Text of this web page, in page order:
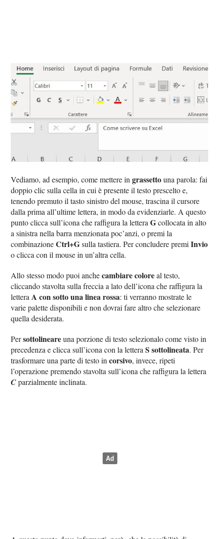
Vediamo, ad esempio, come mettere ingrassettouna parola: fai
doppio clic sulla cella in cui è presente il testo prescelto e,
tenendo premuto il tasto sinistro del mouse, trascina il cursore
dalla prima all’ultime lettera, in modo da evidenziarle. A questo
punto clicca sull’icona che raffigura la letteraGcollocata in alto
a sinistra nella barra menzionata poc’anzi, o premi la
combinazioneCtrl+Gsulla tastiera. Per concludere premiInvio
o clicca con il mouse in un’altra cella.
Allo stesso modo puoi anchecambiare coloreal testo,
cliccando stavolta sulla freccia a lato dell’icona che raffigura la
lettera A con sotto una linea rossa: ti verranno mostrate le
varie palette disponibili e non dovrai fare altro che selezionare
quella desiderata.
Persottolineareuna porzione di testo selezionalo come visto in
precedenza e clicca sull’icona con la letteraS sottolineata. Per
trasformare una parte di testo incorsivo, invece, ripeti
l’operazione premendo stavolta sull’icona che raffigura la lettera
Cparzialmente inclinata.